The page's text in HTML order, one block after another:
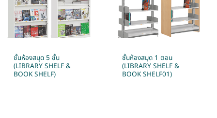
ชั้นห้องสมุด 5 ชั้น
(LIBRARY SHELF &
BOOK SHELF)
ชั้นห้องสมุด 1 ตอน
(LIBRARY SHELF &
BOOK SHELF01)